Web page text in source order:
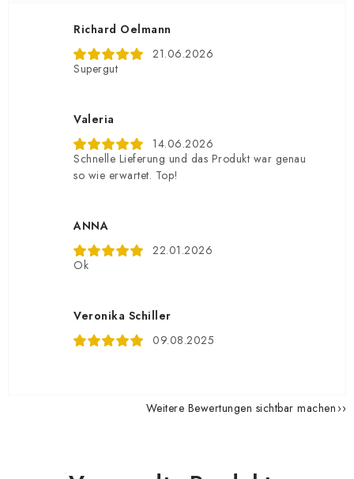
Richard Oelmann
21.06.2026
Supergut
Valeria
14.06.2026
Schnelle Lieferung und das Produkt war genau
so wie erwartet. Top!
ANNA
22.01.2026
Ok
Veronika Schiller
09.08.2025
Weitere Bewertungen sichtbar machen